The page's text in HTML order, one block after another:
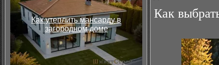
Как утеплить мансарду в
загородном доме
Как